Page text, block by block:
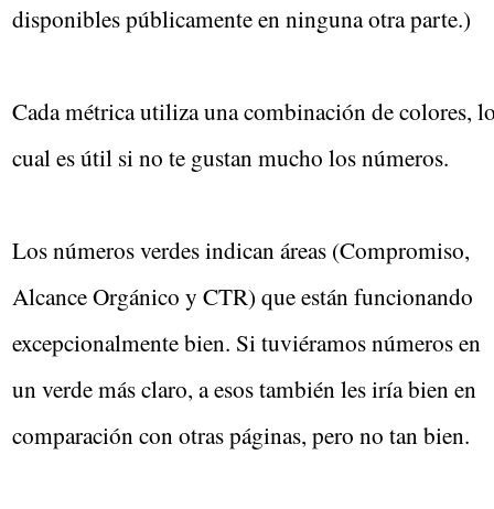
disponibles públicamente en ninguna otra parte.)
Cada métrica utiliza una combinación de colores,
cual es útil si no te gustan mucho los números.
Los números verdes indican áreas (Compromiso,
Alcance Orgánico y CTR) que están funcionando
excepcionalmente bien. Si tuviéramos números en
un verde más claro, a esos también les iría bien en
comparación con otras páginas, pero no tan bien.